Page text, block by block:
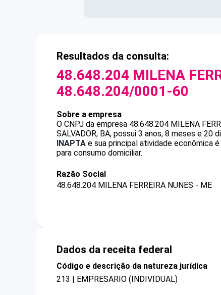
Resultados da consulta:
48.648.204 MILENA
48.648.204/0001-60
Sobre a empresa
O CNPJ da empresa 48.648.204 MILENA
SALVADOR, BA, possui 3 anos, 8 meses e
INAPTA e sua principal atividade econômica
para consumo domiciliar.
Razão Social
48.648.204 MILENA FERREIRA NUNES - ME
Dados da receita federal
Código e descrição da natureza jurídica
213 | EMPRESARIO (INDIVIDUAL)